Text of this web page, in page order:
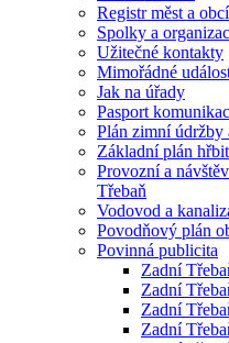
Registr měst a obcí
Spolky a
Užitečné kontakty
Mimořádné
Jak na úřady
Pasport
Plán zimní údržby
Základní plán
Provozní a
Třebaň
Vodovod a
Povodňový plán
Povinná publicita
Zadní
Zadní
Zadní
Zadní